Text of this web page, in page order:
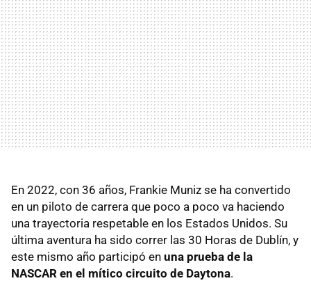
En 2022, con 36 años, Frankie Muniz se ha convertido
en un piloto de carrera que poco a poco va haciendo
una trayectoria respetable en los Estados Unidos. Su
última aventura ha sido correr las 30 Horas de Dublín, y
este mismo año participó en una prueba de la
NASCAR en el mítico circuito de Daytona.